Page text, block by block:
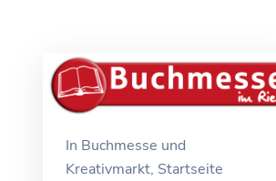
In Buchmesse und
Kreativmarkt‚ Startseite